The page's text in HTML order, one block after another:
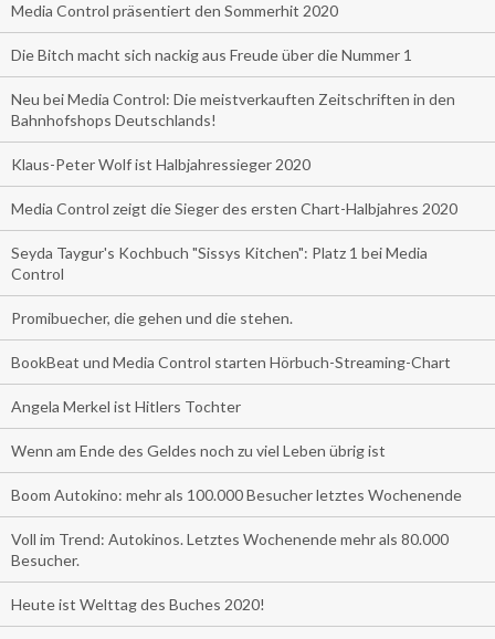
Media Control präsentiert den Sommerhit 2020
Die Bitch macht sich nackig aus Freude über die Nummer 1
Neu bei Media Control: Die meistverkauften Zeitschriften in den
Bahnhofshops Deutschlands!
Klaus-Peter Wolf ist Halbjahressieger 2020
Media Control zeigt die Sieger des ersten Chart-Halbjahres 2020
Seyda Taygur's Kochbuch "Sissys Kitchen": Platz 1 bei Media
Control
Promibuecher, die gehen und die stehen.
BookBeat und Media Control starten Hörbuch-Streaming-Chart
Angela Merkel ist Hitlers Tochter
Wenn am Ende des Geldes noch zu viel Leben übrig ist
Boom Autokino: mehr als 100.000 Besucher letztes Wochenende
Voll im Trend: Autokinos. Letztes Wochenende mehr als 80.000
Besucher.
Heute ist Welttag des Buches 2020!